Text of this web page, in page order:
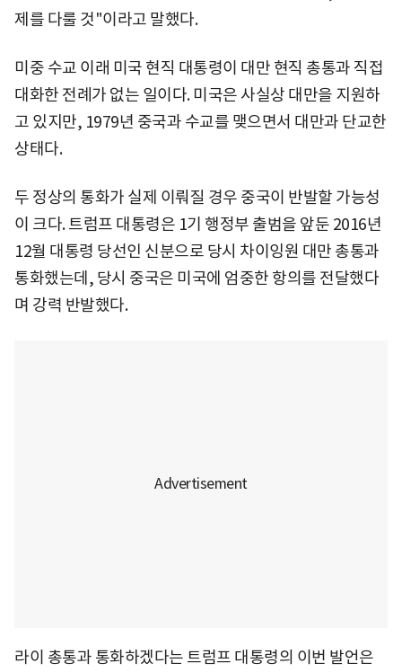
제를 다룰 것"이라고 말했다.
미중 수교 이래 미국 현직 대통령이 대만 현직 총통과 직접
대화한 전례가 없는 일이다. 미국은 사실상 대만을 지원하
고 있지만, 1979년 중국과 수교를 맺으면서 대만과 단교한
상태다.
두 정상의 통화가 실제 이뤄질 경우 중국이 반발할 가능성
이 크다. 트럼프 대통령은 1기 행정부 출범을 앞둔 2016년
12월 대통령 당선인 신분으로 당시 차이잉원 대만 총통과
통화했는데, 당시 중국은 미국에 엄중한 항의를 전달했다
며 강력 반발했다.
라이 총통과 통화하겠다는 트럼프 대통령의 이번 발언은